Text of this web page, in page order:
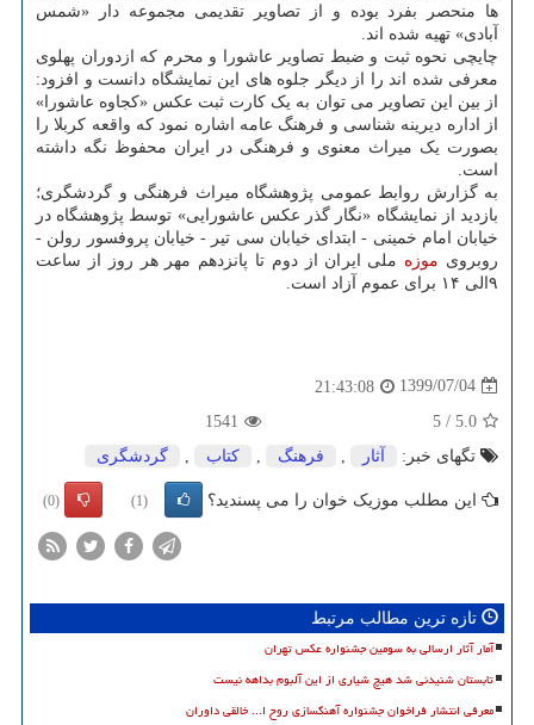
ها منحصر بفرد بوده و از تصاویر تقدیمی مجموعه دار «شمس
آبادی» تهیه شده اند.
چایچی نحوه ثبت و ضبط تصاویر عاشورا و محرم که ازدوران پهلوی
معرفی شده اند را از دیگر جلوه های این نمایشگاه دانست و افزود:
از بین این تصاویر می توان به یک کارت ثبت عکس «کجاوه عاشورا»
از اداره دیرینه شناسی و فرهنگ عامه اشاره نمود که واقعه کربلا را
بصورت یک میراث معنوی و فرهنگی در ایران محفوظ نگه داشته
است.
به گزارش روابط عمومی پژوهشگاه میراث فرهنگی و گردشگری؛
بازدید از نمایشگاه «نگار گذر عکس عاشورایی» توسط پژوهشگاه در
خیابان امام خمینی - ابتدای خیابان سی تیر - خیابان پروفسور رولن -
روبروی موزه ملی ایران از دوم تا پانزدهم مهر هر روز از ساعت
۹الی ۱۴ برای عموم آزاد است.
1399/07/04
21:43:08
5.0
/
5
1541
تگهای خبر:
آثار , فرهنگ , كتاب , گردشگری
این مطلب موزیک خوان را می پسندید؟ (1)
(0)
تازه ترین مطالب مرتبط
آمار آثار ارسالی به سومین جشنواره عکس تهران
تابستان شنیدنی شد هیچ شیاری از این آلبوم بداهه نیست
معرفی انتشار فراخوان جشنواره آهنگسازی روح ا... خالقی داوران